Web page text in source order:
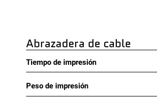
Abrazadera de cable
Tiempo de impresión
Peso de impresión